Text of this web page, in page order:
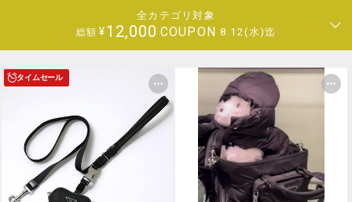
全カテゴリ対象
総額 ¥12,000 COUPON 8.12(水)迄
タイムセール